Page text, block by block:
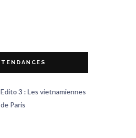
TENDANCES
Edito 3 : Les vietnamiennes
de Paris